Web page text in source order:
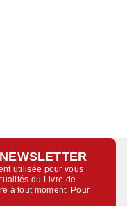
utilisée pour vous
du Livre de
à tout moment. Pour